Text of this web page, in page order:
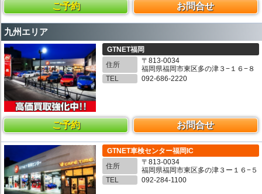
ご予約 お問合せ
九州エリア
GTNET福岡
住所
〒813-0034
福岡県福岡市東区多の津３−１６−８
TEL
092-686-2220
ご予約 お問合せ
GTNET車検センター福岡IC
住所
〒813-0034
福岡県福岡市東区多の津３ー１６−５
TEL
092-284-1100